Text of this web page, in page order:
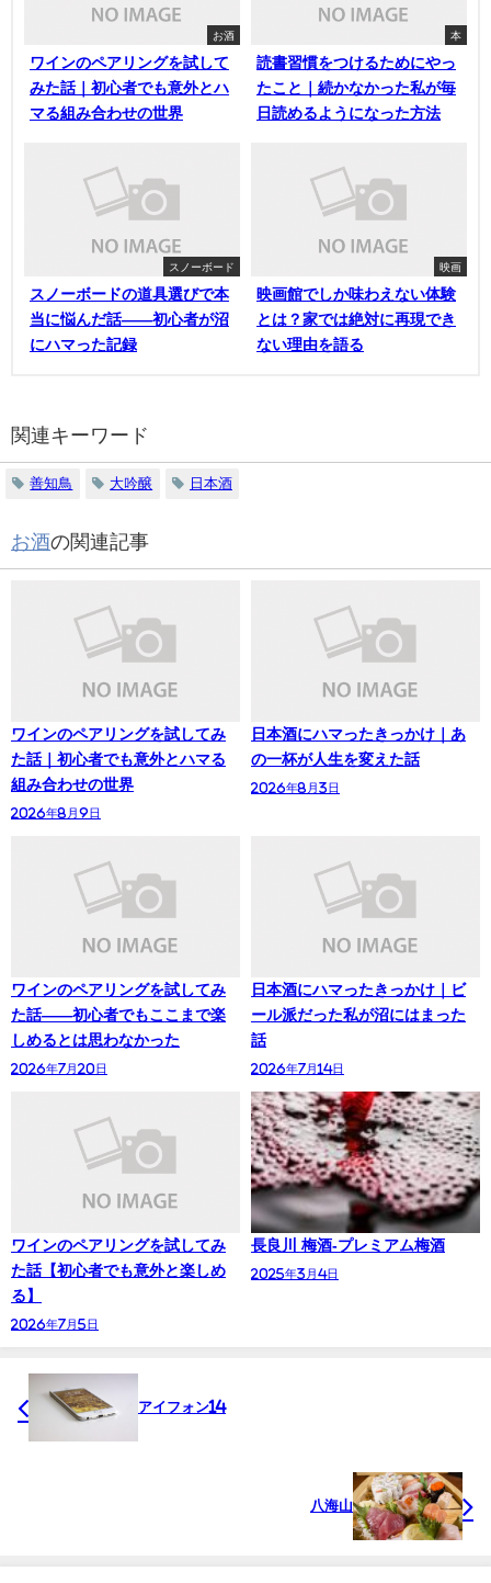
お酒
ワインのペアリングを試して
みた話｜初心者でも意外とハ
マる組み合わせの世界
本
読書習慣をつけるためにやっ
たこと｜続かなかった私が毎
日読めるようになった方法
スノーボード
スノーボードの道具選びで本
当に悩んだ話——初心者が沼
にハマった記録
映画
映画館でしか味わえない体験
とは？家では絶対に再現でき
ない理由を語る
関連キーワード
善知鳥 大吟醸 日本酒
お酒の関連記事
ワインのペアリングを試してみ
た話｜初心者でも意外とハマる
組み合わせの世界
2026年8月9日
日本酒にハマったきっかけ｜あ
の一杯が人生を変えた話
2026年8月3日
ワインのペアリングを試してみ
た話——初心者でもここまで楽
しめるとは思わなかった
2026年7月20日
日本酒にハマったきっかけ｜ビ
ール派だった私が沼にはまった
話
2026年7月14日
ワインのペアリングを試してみ
た話【初心者でも意外と楽しめ
る】
2026年7月5日
長良川 梅酒-プレミアム梅酒
2025年3月4日
アイフォン14
八海山